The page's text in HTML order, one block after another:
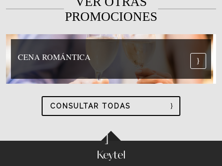
PROMOCIONES
CENA ROMÁNTICA
CONSULTAR TODAS